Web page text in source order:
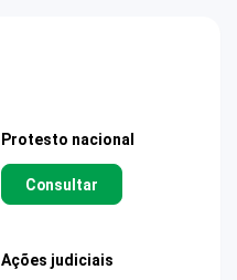
Protesto nacional
Consultar
Ações judiciais